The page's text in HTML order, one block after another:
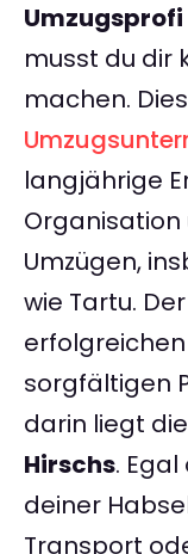
Umzugsprofi
musst du dir
machen.
langjährige
Organisation
Umzügen,
wie Tartu.
sorgfältigen
darin liegt
Hirschs.
deiner
Transport